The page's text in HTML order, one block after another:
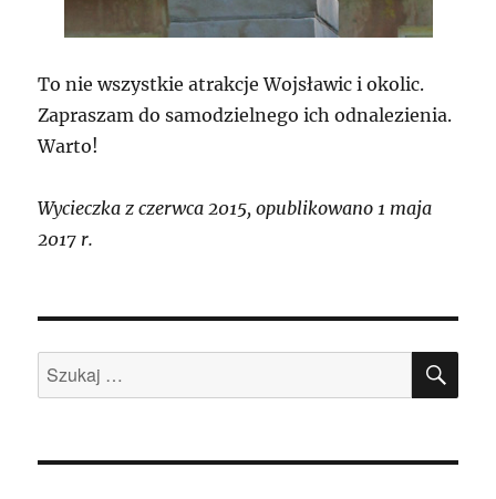
To nie wszystkie atrakcje Wojsławic i okolic.
Zapraszam do samodzielnego ich odnalezienia.
Warto!
Wycieczka z czerwca 2015, opublikowano 1 maja
2017 r.
Szukaj: